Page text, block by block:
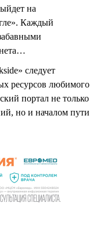
на
Каждый
следует
ресурсов любимого
портал не только
но и началом пути